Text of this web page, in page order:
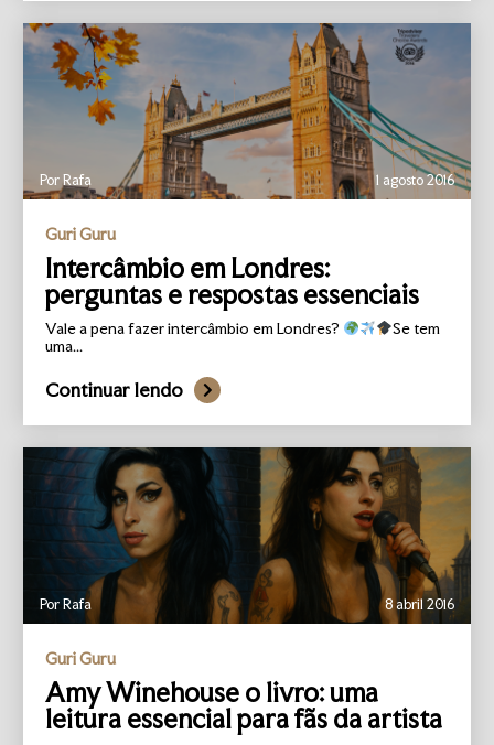
Por Rafa 1 agosto 2016
Guri Guru
Intercâmbio em Londres:
perguntas e respostas essenciais
Vale a pena fazer intercâmbio em Londres?
Se tem
uma...
Continuar lendo
Por Rafa 8 abril 2016
Guri Guru
Amy Winehouse o livro: uma
leitura essencial para fãs da artista